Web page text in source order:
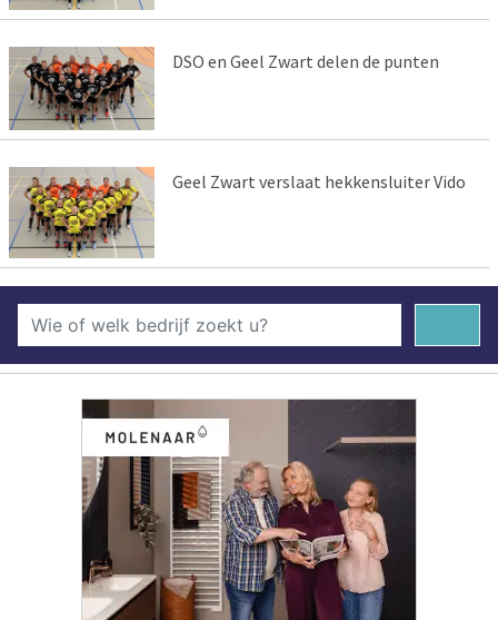
DSO en Geel Zwart delen de punten
Geel Zwart verslaat hekkensluiter Vido